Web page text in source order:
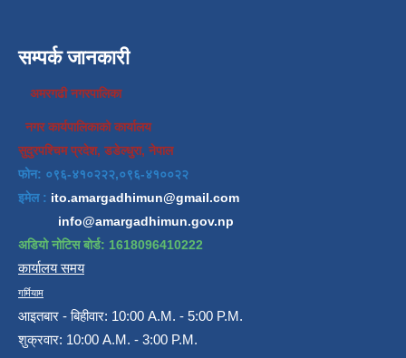
सम्पर्क जानकारी
अमरगढी नगरपालिका
नगर कार्यपालिकाको कार्यालय
सुदुरपश्चिम प्रदेश, डडेल्धुरा, नेपाल
फोन: ०९६-४१०२२२,०९६-४१००२२
इमेल : ito.amargadhimun@gmail.com
info@amargadhimun.gov.np
अडियो नोटिस बोर्ड: 1618096410222
कार्यालय समय
गर्मियाम
आइतबार - बिहीवार: 10:00 A.M. - 5:00 P.M.
शुक्रवार: 10:00 A.M. - 3:00 P.M.